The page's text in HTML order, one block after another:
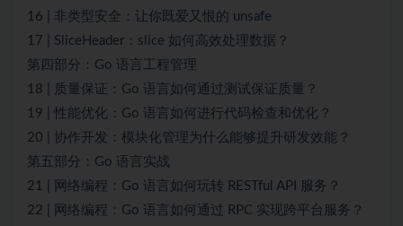
16 | 非类型安全：让你既爱又恨的 unsafe
17 | SliceHeader：slice 如何高效处理数据？
第四部分：Go 语言工程管理
18 | 质量保证：Go 语言如何通过测试保证质量？
19 | 性能优化：Go 语言如何进行代码检查和优化？
20 | 协作开发：模块化管理为什么能够提升研发效能？
第五部分：Go 语言实战
21 | 网络编程：Go 语言如何玩转 RESTful API 服务？
22 | 网络编程：Go 语言如何通过 RPC 实现跨平台服务？